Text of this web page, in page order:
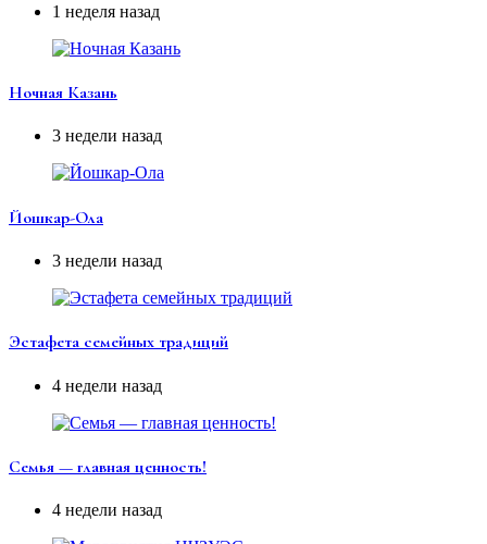
1 неделя назад
Ночная Казань
3 недели назад
Йошкар-Ола
3 недели назад
Эстафета семейных традиций
4 недели назад
Семья — главная ценность!
4 недели назад